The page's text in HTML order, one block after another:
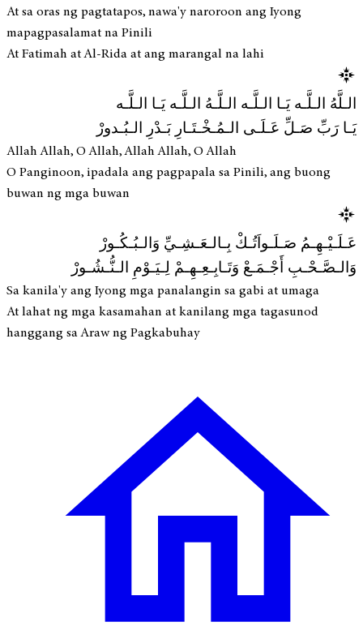
At sa oras ng pagtatapos, nawa'y naroroon ang Iyong
mapagpasalamat na Pinili
At Fatimah at Al-Rida at ang marangal na lahi
الـلَّهُ الـلَّـه يَـا الـلَّـه الـلَّـهُ الـلَّـه يَـا الـلَّـه
يَـا رَبِّ صَـلِّ عَـلَـى الـمُـخْـتَـارِ بَـدْرِ الـبُـدورْ
Allah Allah, O Allah, Allah Allah, O Allah
O Panginoon, ipadala ang pagpapala sa Pinili, ang buong
buwan ng mga buwan
عَـلَـيْـهِـمُ صَـلَـواَتُـكْ بِـالـعَـشِـيِّ وَالـبُـكُـورْ
وَالـصَّـحْـبِ أَجْـمَـعْ وَتَـابِـعِـهِـمْ لِـيَـوْمِ الـنُّـشُـورْ
Sa kanila'y ang Iyong mga panalangin sa gabi at umaga
At lahat ng mga kasamahan at kanilang mga tagasunod
hanggang sa Araw ng Pagkabuhay